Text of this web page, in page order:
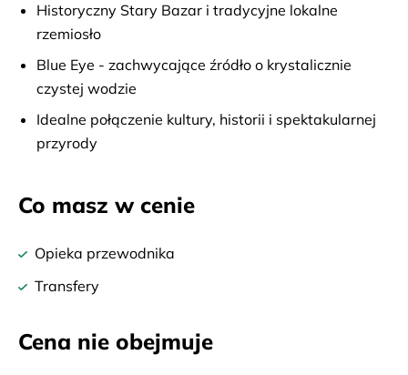
Historyczny Stary Bazar i tradycyjne lokalne
rzemiosło
Blue Eye - zachwycające źródło o krystalicznie
czystej wodzie
Idealne połączenie kultury, historii i spektakularnej
przyrody
Co masz w cenie
Opieka przewodnika
Transfery
Cena nie obejmuje